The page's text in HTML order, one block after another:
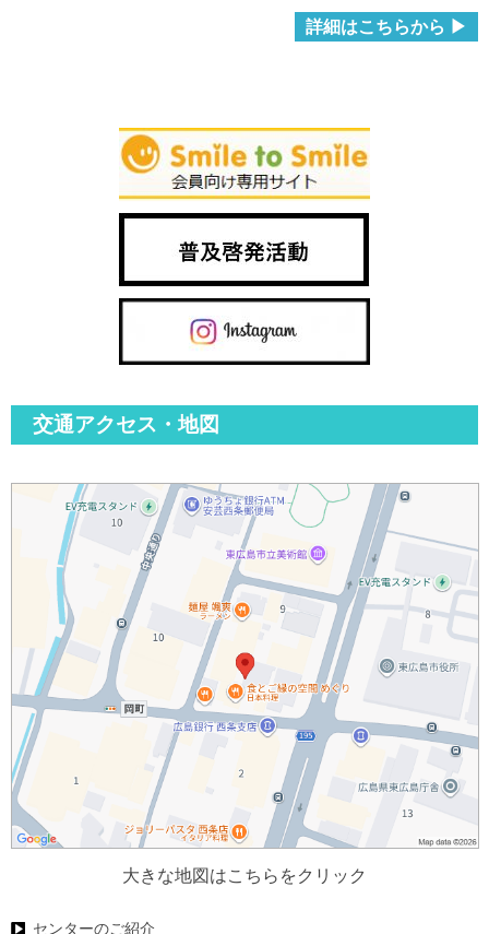
詳細はこちらから ▶
交通アクセス・地図
大きな地図はこちらをクリック
センターのご紹介